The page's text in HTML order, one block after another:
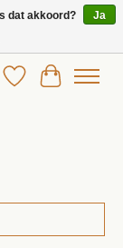
Verlanglijst
dat akkoord?
Ja